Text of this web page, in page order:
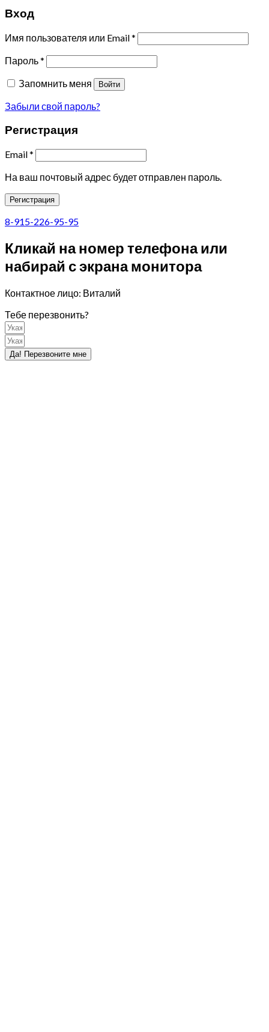
Вход
Имя пользователя или Email*
Пароль*
Запомнить меня
Войти
Забыли свой пароль?
Регистрация
Email*
На ваш почтовый адрес будет отправлен пароль.
Регистрация
8-915-226-95-95
Кликай на номер телефона или
набирай с экрана монитора
Контактное лицо: Виталий
Тебе перезвонить?
Да! Перезвоните мне